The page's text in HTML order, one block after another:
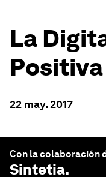
La
Positiva
22 may. 2017
Con la colaboración
Sintetia.